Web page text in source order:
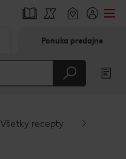
Ponuka predajne
Všetky recepty